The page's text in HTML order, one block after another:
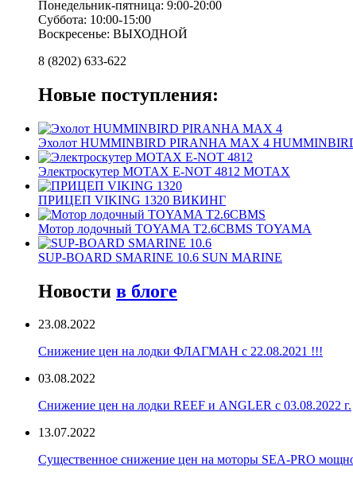
Понедельник-пятница: 9:00-20:00
Суббота: 10:00-15:00
Воскресенье: ВЫХОДНОЙ
8 (8202) 633-622
Новые поступления:
Эхолот HUMMINBIRD PIRANHA MAX 4
Электроскутер MOTAX E-NOT 4812 MOTAX
ПРИЦЕП VIKING 1320 ВИКИНГ
Мотор лодочный TOYAMA T2.6CBMS TOYAMA
SUP-BOARD SMARINE 10.6 SUN MARINE
Новости в блоге
23.08.2022
Снижение цен на лодки ФЛАГМАН с 22.08.2021 !!!
03.08.2022
Снижение цен на лодки REEF и ANGLER с 03.08.2022 г.
13.07.2022
Существенное снижение цен на моторы SEA-PRO